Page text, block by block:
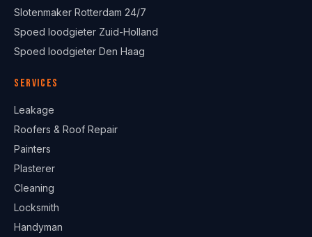
Slotenmaker Rotterdam 24/7
Spoed loodgieter Zuid-Holland
Spoed loodgieter Den Haag
Services
Leakage
Roofers & Roof Repair
Painters
Plasterer
Cleaning
Locksmith
Handyman